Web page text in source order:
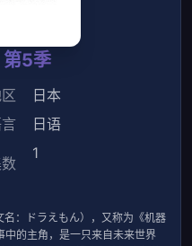
5季
日本
日语
1
：ドラえもん），又称为《机器
的主角，是一只来自未来世界